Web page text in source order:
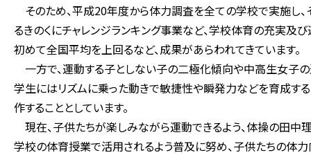
そのため、平成20年度から体力調査を全ての学校で実施し
るきのくにチャレンジランキング事業など、学校体育の充実及
初めて全国平均を上回るなど、成果があらわれてきています。
一方で、運動する子としない子の二極化傾向や中高生女子
学生にはリズムに乗った動きで敏捷性や瞬発力などを育成す
作することとしています。
現在、子供たちが楽しみながら運動できるよう、体操の田
学校の体育授業で活用されるよう普及に努め、子供たちの体力